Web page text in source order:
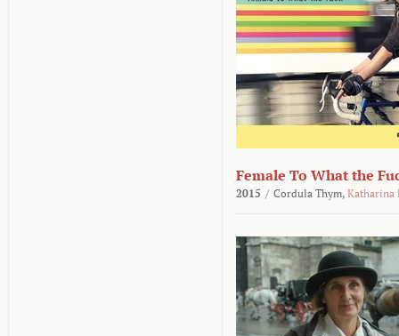
Female To What the
2015 / Cordula Thym, Katharina